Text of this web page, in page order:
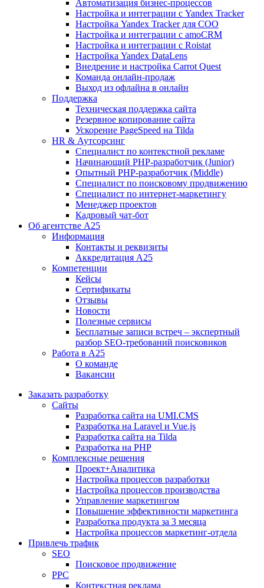
Автоматизация бизнес-процессов
Настройка и интеграции с Yandex Tracker
Настройка Yandex Tracker для СОО
Настройка и интеграции с amoCRM
Настройка и интеграции с Roistat
Настройка Yandex DataLens
Внедрение и настройка Carrot Quest
Команда онлайн-продаж
Выход из офлайна в онлайн
Поддержка
Техническая поддержка сайта
Резервное копирование сайта
Ускорение PageSpeed на Tilda
HR & Аутсорсинг
Специалист по контекстной рекламе
Начинающий PHP-разработчик (Junior)
Опытный PHP-разработчик (Middle)
Специалист по поисковому продвижению
Специалист по интернет-маркетингу
Менеджер проектов
Кадровый чат-бот
Об агентстве А25
Информация
Контакты и реквизиты
Аккредитация А25
Компетенции
Кейсы
Сертификаты
Отзывы
Новости
Полезные сервисы
Бесплатные записи встреч – экспертный
разбор SEO-требований поисковиков
Работа в А25
О команде
Вакансии
Заказать разработку
Сайты
Разработка сайта на UMI.CMS
Разработка на Laravel и Vue.js
Разработка сайта на Tilda
Разработка на PHP
Комплексные решения
Проект+Аналитика
Настройка процессов разработки
Настройка процессов производства
Управление маркетингом
Повышение эффективности маркетинга
Разработка продукта за 3 месяца
Настройка процессов маркетинг-отдела
Привлечь трафик
SEO
Поисковое продвижение
PPC
Контекстная реклама